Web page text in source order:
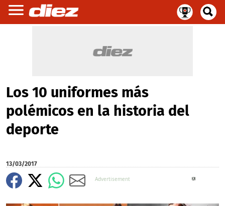
Los 10 uniformes más
polémicos en la historia del
deporte
13/03/2017
X